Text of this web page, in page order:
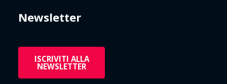
Newsletter
ISCRIVITI ALLA
NEWSLETTER